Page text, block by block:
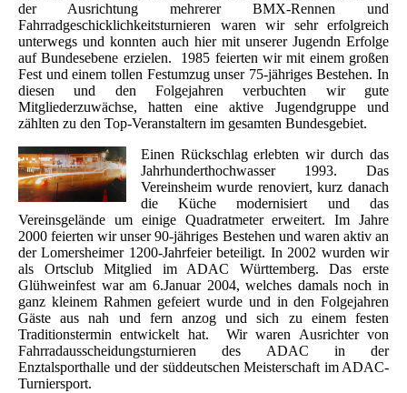
der Ausrichtung mehrerer BMX-Rennen und
Fahrradgeschicklichkeitsturnieren waren wir sehr erfolgreich
unterwegs und konnten auch hier mit unserer Jugendn Erfolge
auf Bundesebene erzielen. 1985 feierten wir mit einem großen
Fest und einem tollen Festumzug unser 75-jähriges Bestehen. In
diesen und den Folgejahren verbuchten wir gute
Mitgliederzuwächse, hatten eine aktive Jugendgruppe und
zählten zu den Top-Veranstaltern im gesamten Bundesgebiet.
Einen Rückschlag erlebten wir durch das
Jahrhunderthochwasser 1993. Das
Vereinsheim wurde renoviert, kurz danach
die Küche modernisiert und das
Vereinsgelände um einige Quadratmeter erweitert. Im Jahre
2000 feierten wir unser 90-jähriges Bestehen und waren aktiv an
der Lomersheimer 1200-Jahrfeier beteiligt. In 2002 wurden wir
als Ortsclub Mitglied im ADAC Württemberg. Das erste
Glühweinfest war am 6.Januar 2004, welches damals noch in
ganz kleinem Rahmen gefeiert wurde und in den Folgejahren
Gäste aus nah und fern anzog und sich zu einem festen
Traditionstermin entwickelt hat. Wir waren Ausrichter von
Fahrradausscheidungsturnieren des ADAC in der
Enztalsporthalle und der süddeutschen Meisterschaft im ADAC-
Turniersport.